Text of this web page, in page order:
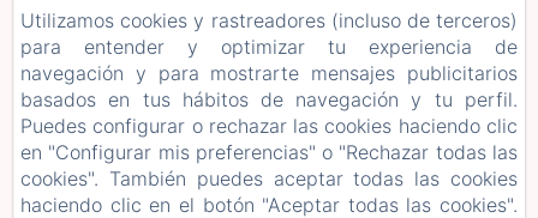
Inicio
Habitaciones
Estancias y talleres
+ más información
Información legal
EN
FR ES DE
Utilizamos cookies y rastreadores (incluso de terceros)
para entender y optimizar tu experiencia de
navegación y para mostrarte mensajes publicitarios
basados en tus hábitos de navegación y tu perfil.
Puedes configurar o rechazar las cookies haciendo clic
en "Configurar mis preferencias" o "Rechazar todas las
cookies". También puedes aceptar todas las cookies
haciendo clic en el botón "Aceptar todas las cookies".